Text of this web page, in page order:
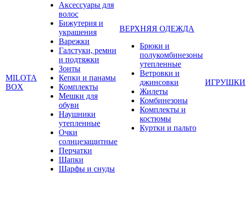
MILOTA
BOX
Аксессуары для
волос
Бижутерия и
украшения
Варежки
Галстуки, ремни
и подтяжки
Зонты
Кепки и панамы
Комплекты
Мешки для
обуви
Наушники
утепленные
Очки
солнцезащитные
Перчатки
Шапки
Шарфы и снуды
ВЕРХНЯЯ ОДЕЖДА
Брюки и
полукомбинезоны
утепленные
Ветровки и
джинсовки
Жилеты
Комбинезоны
Комплекты и
костюмы
Куртки и пальто
ИГРУШКИ